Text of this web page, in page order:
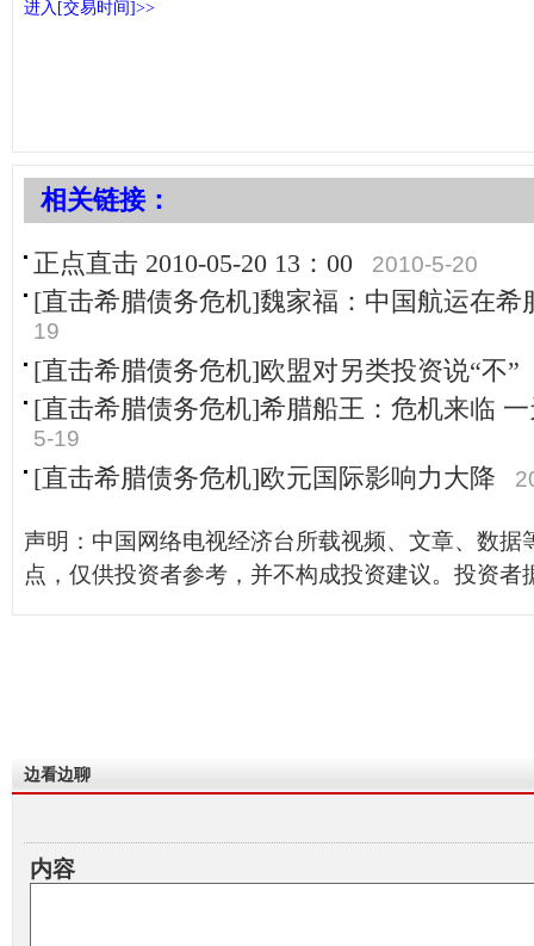
进入[交易时间]>>
相关链接：
正点直击 2010-05-20 13：00 2010-5-20
[直击希腊债务危机]魏家福：中国航运在希
19
[直击希腊债务危机]欧盟对另类投资说“不”
[直击希腊债务危机]希腊船王：危机来临
5-19
[直击希腊债务危机]欧元国际影响力大降
声明：中国网络电视经济台所载视频、文章、数据
点，仅供投资者参考，并不构成投资建议。投资者
边看边聊
内容